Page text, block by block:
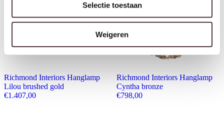
Selectie toestaan
Weigeren
Richmond Interiors Hanglamp
Lilou brushed gold
€1.407,00
Richmond Interiors Hanglamp
Cyntha bronze
€798,00